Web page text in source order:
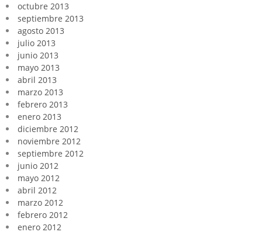
octubre 2013
septiembre 2013
agosto 2013
julio 2013
junio 2013
mayo 2013
abril 2013
marzo 2013
febrero 2013
enero 2013
diciembre 2012
noviembre 2012
septiembre 2012
junio 2012
mayo 2012
abril 2012
marzo 2012
febrero 2012
enero 2012